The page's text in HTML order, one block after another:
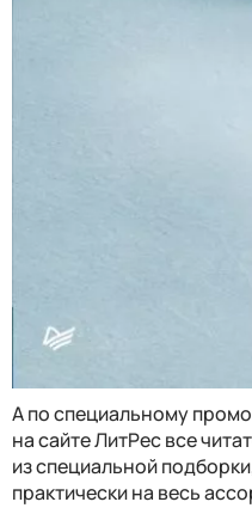
А по специальному
на сайте ЛитРес все
из специальной
практически на весь